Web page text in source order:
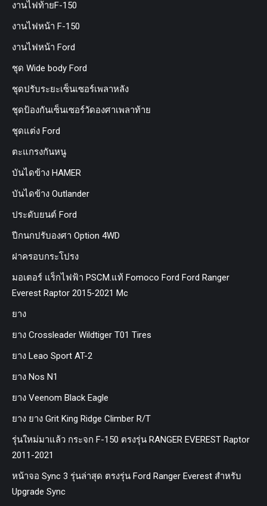
งานไฟท้ายF-150
งานไฟหน้า F-150
งานไฟหน้า Ford
ชุด Wide body Ford
ชุดปรับระยะเซ็นเซอร์เพลาหลัง
ชุดป้องกันเซ็นเซอร์วัดองศาเพลาท้าย
ชุดแต่ง Ford
ตะแกรงกันหนู
บันไดข้าง HAMER
บันไดข้าง Outlander
ประดับยนต์ Ford
ปีกนกปรับองศา Option 4WD
ฝาครอบกระโปรง
มอเตอร์ แร็กไฟฟ้า PSCM.แท้ Fomoco Ford Ford Ranger
Everest Raptor 2015-2021 Mc
ยาง
ยาง Crossleader Wildtiger T01 Tires
ยาง Leao Sport AT-2
ยาง Nos N1
ยาง Veenom Black Eagle
ยาง ยาง Grit King Ridge Climber R/T
รุ่นใหม่มาแล้ว กระจก F-150 ตรงรุ่น RANGER EVEREST Raptor
2011-2021
หน้าจอ Sync 3 รุ่นล่าสุด ตรงรุ่น Ford Ranger Everest สำหรับ
Upgrade Sync